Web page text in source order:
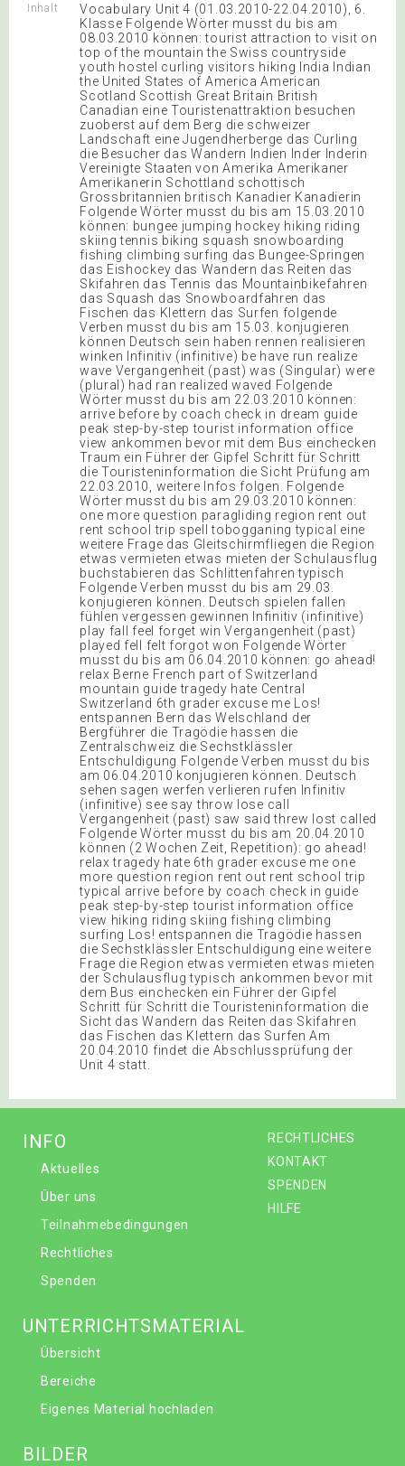
Inhalt
Vocabulary Unit 4 (01.03.2010-22.04.2010), 6.
Klasse Folgende Wörter musst du bis am
08.03.2010 können: tourist attraction to visit on
top of the mountain the Swiss countryside
youth hostel curling visitors hiking India Indian
the United States of America American
Scotland Scottish Great Britain British
Canadian eine Touristenattraktion besuchen
zuoberst auf dem Berg die schweizer
Landschaft eine Jugendherberge das Curling
die Besucher das Wandern Indien Inder Inderin
Vereinigte Staaten von Amerika Amerikaner
Amerikanerin Schottland schottisch
Grossbritannien britisch Kanadier Kanadierin
Folgende Wörter musst du bis am 15.03.2010
können: bungee jumping hockey hiking riding
skiing tennis biking squash snowboarding
fishing climbing surfing das Bungee-Springen
das Eishockey das Wandern das Reiten das
Skifahren das Tennis das Mountainbikefahren
das Squash das Snowboardfahren das
Fischen das Klettern das Surfen folgende
Verben musst du bis am 15.03. konjugieren
können Deutsch sein haben rennen realisieren
winken Infinitiv (infinitive) be have run realize
wave Vergangenheit (past) was (Singular) were
(plural) had ran realized waved Folgende
Wörter musst du bis am 22.03.2010 können:
arrive before by coach check in dream guide
peak step-by-step tourist information office
view ankommen bevor mit dem Bus einchecken
Traum ein Führer der Gipfel Schritt für Schritt
die Touristeninformation die Sicht Prüfung am
22.03.2010, weitere Infos folgen. Folgende
Wörter musst du bis am 29.03.2010 können:
one more question paragliding region rent out
rent school trip spell tobogganing typical eine
weitere Frage das Gleitschirmfliegen die Region
etwas vermieten etwas mieten der Schulausflug
buchstabieren das Schlittenfahren typisch
Folgende Verben musst du bis am 29.03.
konjugieren können. Deutsch spielen fallen
fühlen vergessen gewinnen Infinitiv (infinitive)
play fall feel forget win Vergangenheit (past)
played fell felt forgot won Folgende Wörter
musst du bis am 06.04.2010 können: go ahead!
relax Berne French part of Switzerland
mountain guide tragedy hate Central
Switzerland 6th grader excuse me Los!
entspannen Bern das Welschland der
Bergführer die Tragödie hassen die
Zentralschweiz die Sechstklässler
Entschuldigung Folgende Verben musst du bis
am 06.04.2010 konjugieren können. Deutsch
sehen sagen werfen verlieren rufen Infinitiv
(infinitive) see say throw lose call
Vergangenheit (past) saw said threw lost called
Folgende Wörter musst du bis am 20.04.2010
können (2 Wochen Zeit, Repetition): go ahead!
relax tragedy hate 6th grader excuse me one
more question region rent out rent school trip
typical arrive before by coach check in guide
peak step-by-step tourist information office
view hiking riding skiing fishing climbing
surfing Los! entspannen die Tragödie hassen
die Sechstklässler Entschuldigung eine weitere
Frage die Region etwas vermieten etwas mieten
der Schulausflug typisch ankommen bevor mit
dem Bus einchecken ein Führer der Gipfel
Schritt für Schritt die Touristeninformation die
Sicht das Wandern das Reiten das Skifahren
das Fischen das Klettern das Surfen Am
20.04.2010 findet die Abschlussprüfung der
Unit 4 statt.
RECHTLICHES
KONTAKT
SPENDEN
HILFE
INFO
Aktuelles
Über uns
Teilnahmebedingungen
Rechtliches
Spenden
UNTERRICHTSMATERIAL
Übersicht
Bereiche
Eigenes Material hochladen
BILDER